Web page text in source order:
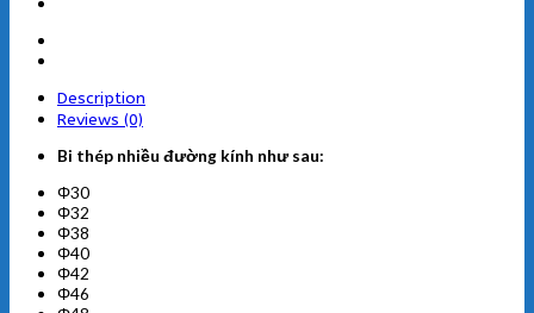
Description
Reviews (0)
Bi thép nhiều đường kính như sau:
Φ30
Φ32
Φ38
Φ40
Φ42
Φ46